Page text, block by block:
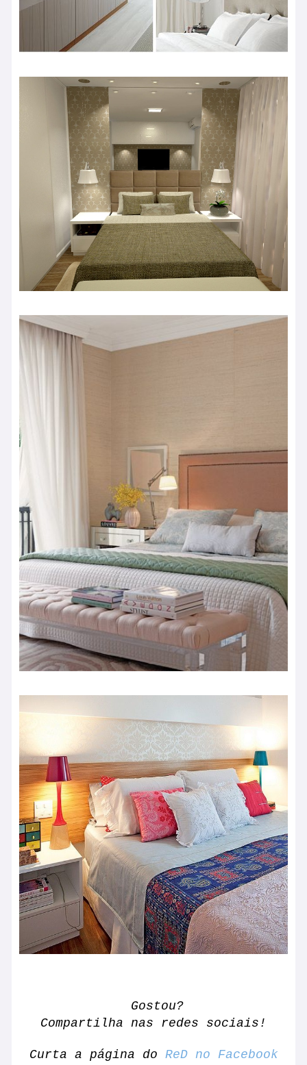
Gostou?
Compartilha nas redes sociais!
Curta a página do ReD no Facebook